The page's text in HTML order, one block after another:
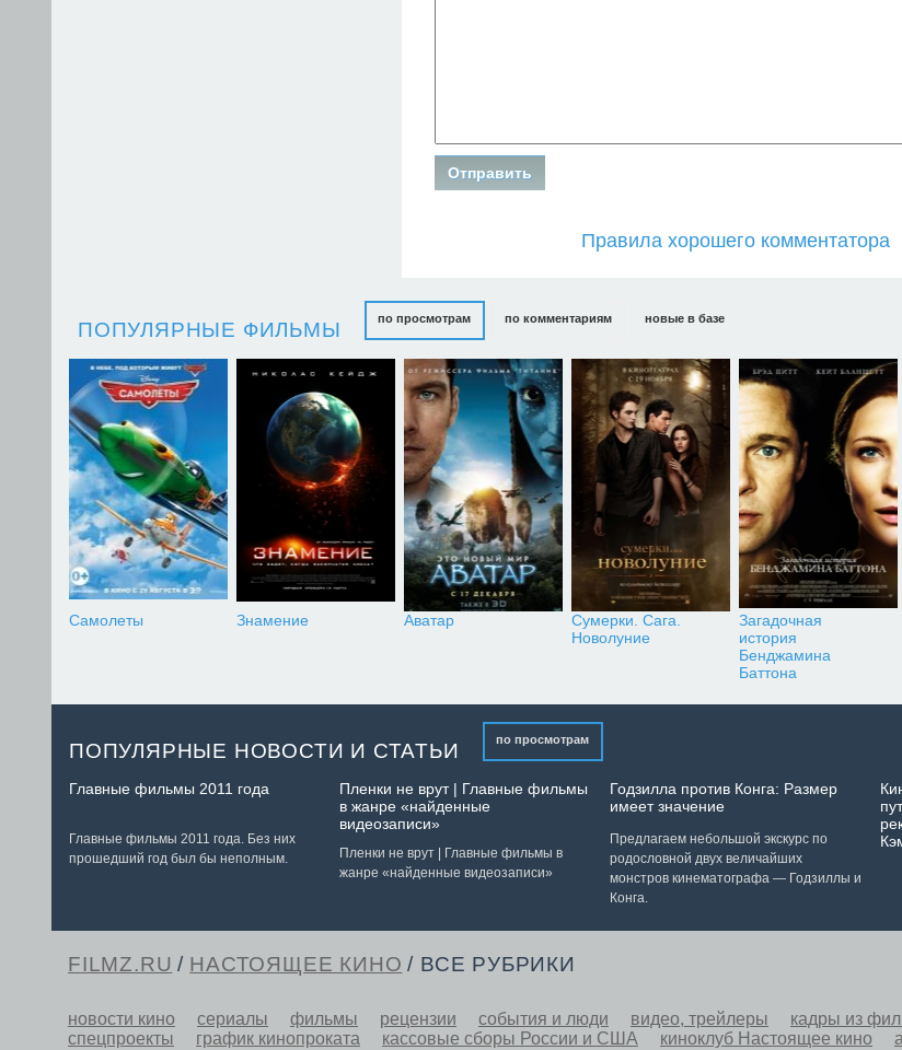
Правила хорошего комментатора
ПОПУЛЯРНЫЕ ФИЛЬМЫ по просмотрам
Самолеты Знамение Аватар
Сумерки. Сага.
Новолуние
Загадочная
история
Бенджамина
Баттона
по комментариям новые в базе
ПОПУЛЯРНЫЕ НОВОСТИ И СТАТЬИ по просмотрам
Главные фильмы 2011 года
Главные фильмы 2011 года. Без них
прошедший год был бы неполным.
Пленки не врут | Главные фильмы
в жанре «найденные
видеозаписи»
Пленки не врут | Главные фильмы в
жанре «найденные видеозаписи»
Годзилла против Конга: Размер
имеет значение
Предлагаем небольшой экскурс по
родословной двух величайших
монстров кинематографа — Годзиллы и
Конга.
FILMZ.RU / НАСТОЯЩЕЕ КИНО / ВСЕ РУБРИКИ
новости кино сериалы фильмы рецензии события и люди видео, трейлеры кадры из
спецпроекты
график кинопроката кассовые сборы России и США киноклуб Настоящее кино